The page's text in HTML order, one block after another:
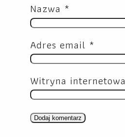
Nazwa *
Adres email *
Witryna internetowa